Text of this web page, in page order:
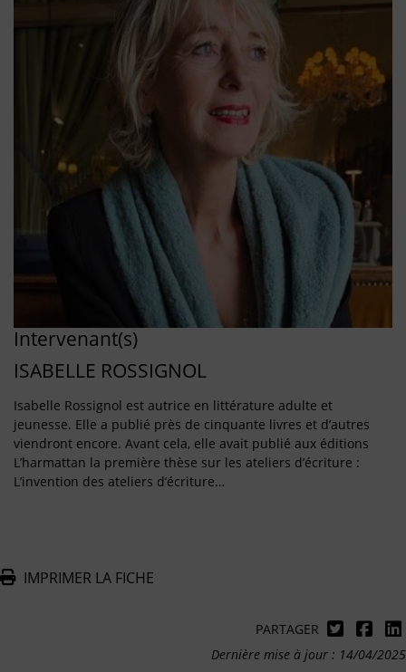
Intervenant(s)
ISABELLE ROSSIGNOL
Isabelle Rossignol est autrice en littérature adulte et
jeunesse. Elle a publié près de cinquante livres et d’autres
viendront encore. Avant cela, elle avait publié aux éditions
L’harmattan la première thèse sur les ateliers d’écriture :
L’invention des ateliers d’écriture…
IMPRIMER LA FICHE
PARTAGER
Dernière mise à jour : 14/04/2025